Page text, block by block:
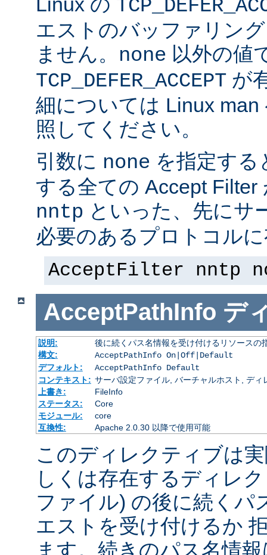
エストのバッファリン
ません。 none 以外の値
TCP_DEFER_ACCEPT が
細については Linux
照してください。
引数に none を指定す
する全ての Accept Filter
nntp といった、先にサ
必要のあるプロトコル
AcceptFilter nntp
AcceptPathInfo デ
説明:
後に続くパス名情報を受け付けるリソースの
構文:
AcceptPathInfo On|Off|Default
デフォルト:
AcceptPathInfo Default
コンテキスト: サーバ設定ファイル, バーチャルホスト, ディ
上書き:
FileInfo
ステータス:
Core
モジュール:
core
互換性:
Apache 2.0.30 以降で使用可能
このディレクティブは
しくは存在するディレ
ファイル) の後に続くパ
エストを受け付けるか
ます。続きのパス名情